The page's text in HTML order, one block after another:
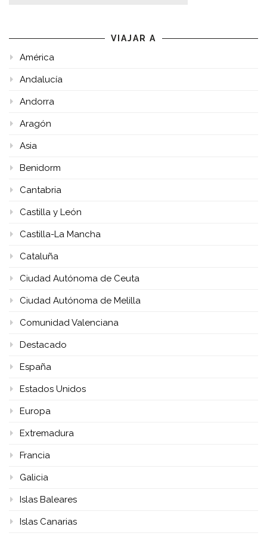
VIAJAR A
América
Andalucía
Andorra
Aragón
Asia
Benidorm
Cantabria
Castilla y León
Castilla-La Mancha
Cataluña
Ciudad Autónoma de Ceuta
Ciudad Autónoma de Melilla
Comunidad Valenciana
Destacado
España
Estados Unidos
Europa
Extremadura
Francia
Galicia
Islas Baleares
Islas Canarias